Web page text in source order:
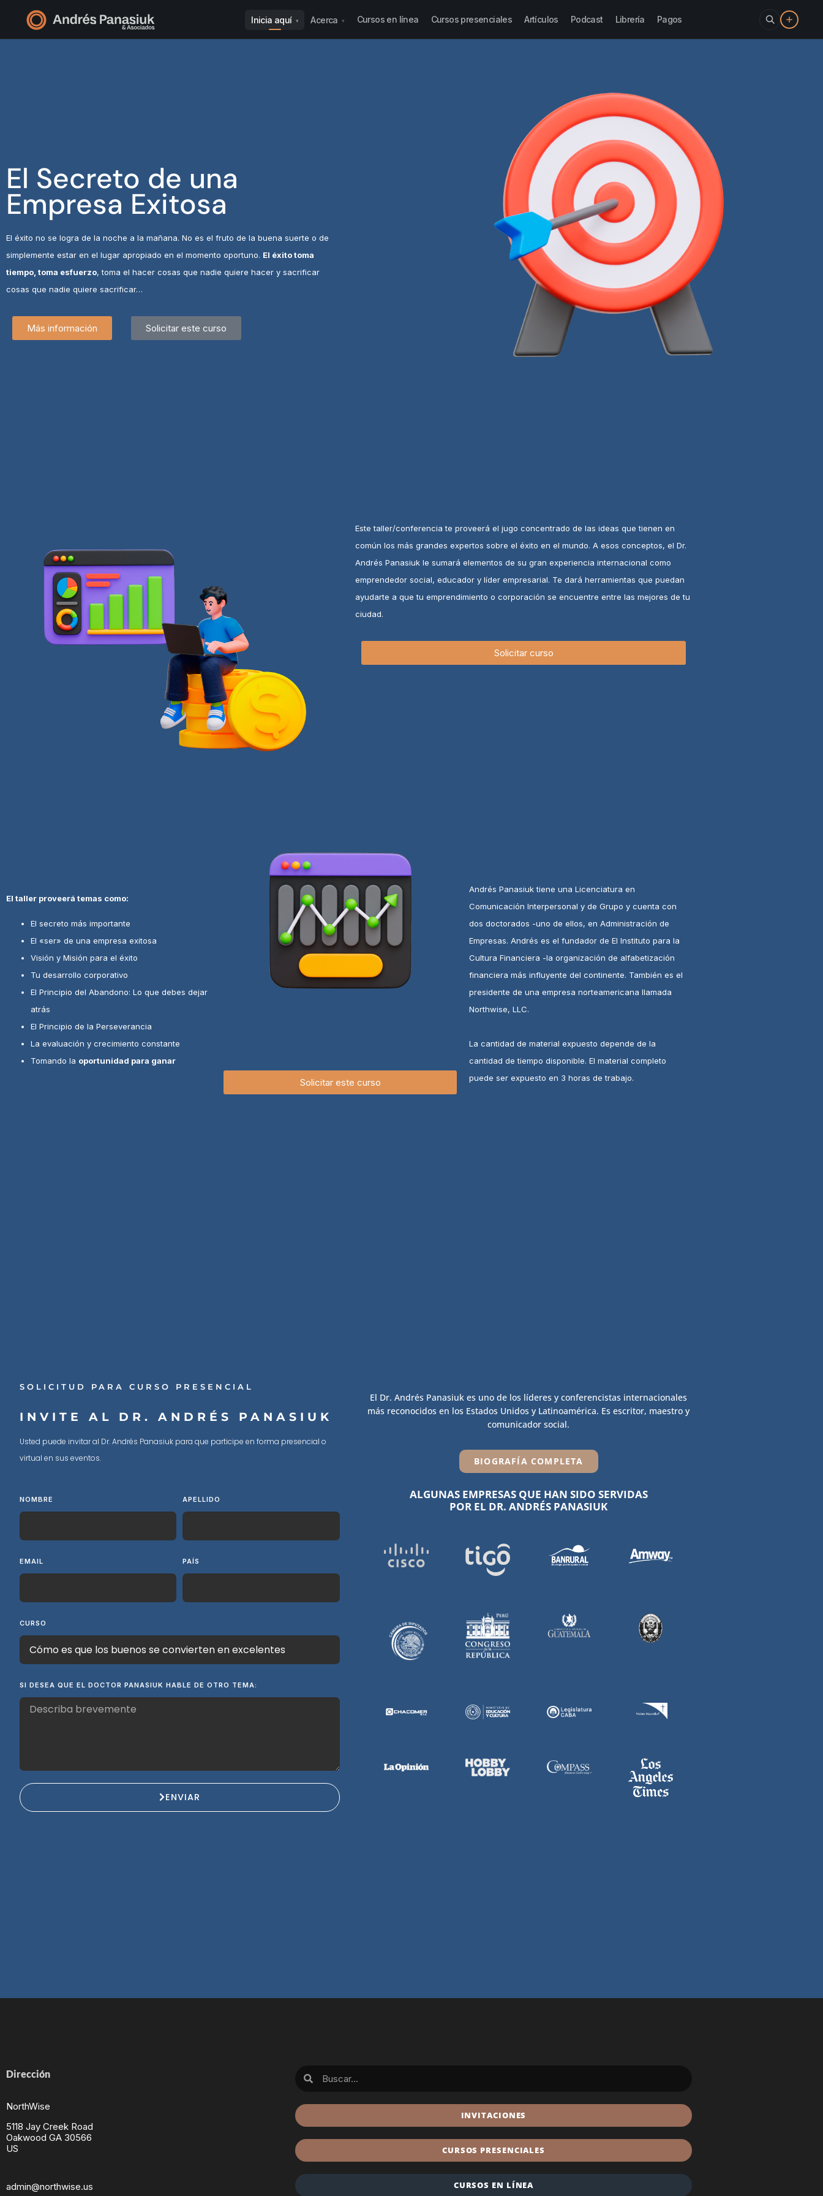
Inicia aquí ▾ Acerca ▾ Cursos en línea Cursos presenciales Artículos Podcast Librería Pagos
El Secreto de una
Empresa Exitosa
El éxito no se logra de la noche a la mañana. No es el fruto de la buena suerte o de
simplemente estar en el lugar apropiado en el momento oportuno. El éxito toma
tiempo, toma esfuerzo, toma el hacer cosas que nadie quiere hacer y sacrificar
cosas que nadie quiere sacrificar…
Más información Solicitar este curso
Este taller/conferencia te proveerá el jugo concentrado de las ideas que tienen en
común los más grandes expertos sobre el éxito en el mundo. A esos conceptos, el Dr.
Andrés Panasiuk le sumará elementos de su gran experiencia internacional como
emprendedor social, educador y líder empresarial. Te dará herramientas que puedan
ayudarte a que tu emprendimiento o corporación se encuentre entre las mejores de tu
ciudad.
Solicitar curso
El taller proveerá temas como:
El secreto más importante
El «ser» de una empresa exitosa
Visión y Misión para el éxito
Tu desarrollo corporativo
El Principio del Abandono: Lo que debes dejar
atrás
El Principio de la Perseverancia
La evaluación y crecimiento constante
Tomando la oportunidad para ganar
Solicitar este curso
Andrés Panasiuk tiene una Licenciatura en
Comunicación Interpersonal y de Grupo y cuenta con
dos doctorados -uno de ellos, en Administración de
Empresas. Andrés es el fundador de El Instituto para la
Cultura Financiera -la organización de alfabetización
financiera más influyente del continente. También es el
presidente de una empresa norteamericana llamada
Northwise, LLC.
La cantidad de material expuesto depende de la
cantidad de tiempo disponible. El material completo
puede ser expuesto en 3 horas de trabajo.
SOLICITUD PARA CURSO PRESENCIAL
INVITE AL DR. ANDRÉS PANASIUK
Usted puede invitar al Dr. Andrés Panasiuk para que participe en forma presencial o
virtual en sus eventos.
NOMBRE APELLIDO
EMAIL PAÍS
CURSO
SI DESEA QUE EL DOCTOR PANASIUK HABLE DE OTRO TEMA:
ENVIAR
El Dr. Andrés Panasiuk es uno de los líderes y conferencistas internacionales
más reconocidos en los Estados Unidos y Latinoamérica. Es escritor, maestro y
comunicador social.
BIOGRAFÍA COMPLETA
ALGUNAS EMPRESAS QUE HAN SIDO SERVIDAS
POR EL DR. ANDRÉS PANASIUK
Dirección
NorthWise
5118 Jay Creek Road
Oakwood GA 30566
US
admin@northwise.us
INVITACIONES
CURSOS PRESENCIALES
CURSOS EN LÍNEA